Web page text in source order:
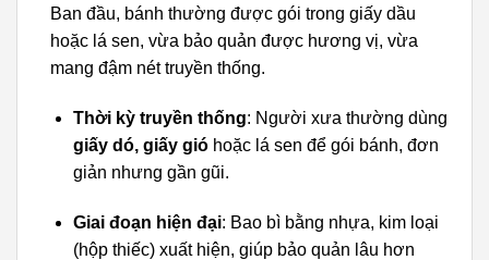
Ban đầu, bánh thường được gói trong giấy dầu
hoặc lá sen, vừa bảo quản được hương vị, vừa
mang đậm nét truyền thống.
Thời kỳ truyền thống: Người xưa thường dùng
giấy dó, giấy gióhoặc lá sen để gói bánh, đơn
giản nhưng gần gũi.
Giai đoạn hiện đại: Bao bì bằng nhựa, kim loại
(hộp thiếc) xuất hiện, giúp bảo quản lâu hơn